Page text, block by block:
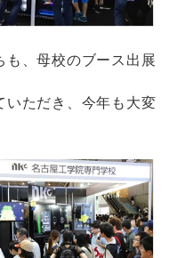
も、母校のブース出展
いただき、今年も大変